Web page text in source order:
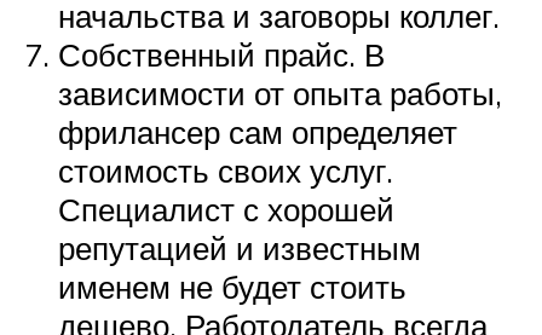
начальства и заговоры коллег.
Собственный прайс. В
зависимости от опыта работы,
фрилансер сам определяет
стоимость своих услуг.
Специалист с хорошей
репутацией и известным
именем не будет стоить
дешево. Работодатель всегда